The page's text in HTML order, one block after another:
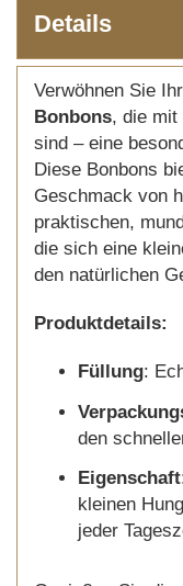
Details
Verwöhnen Sie
Bonbons, die mit
sind – eine
Diese Bonbons
Geschmack von
praktischen,
die sich eine
den natürlichen
Produktdetails:
Füllung:
den
Eigenschaft
kleinen
jeder